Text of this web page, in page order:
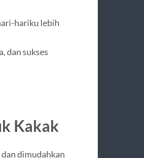
hariku lebih
dan sukses
Kakak
dimudahkan